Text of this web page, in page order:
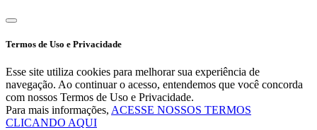
Termos de Uso e Privacidade
Esse site utiliza cookies para melhorar sua experiência de
navegação. Ao continuar o acesso, entendemos que você concorda
com nossos Termos de Uso e Privacidade.
Para mais informações, ACESSE NOSSOS TERMOS
CLICANDO AQUI